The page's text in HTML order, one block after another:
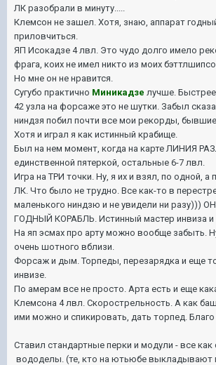
ЛК разобрали в минуту.....
Клемсон не зашел. Хотя, знаю, аппарат
приловчиться.
ЯП Исокадзе 4 лвл. Это чудо долго имело
фрага, коих не имел никто из моих
Но мне он не нравится.
Сугубо практично Миникадзе лучше.
42 узла на форсаже это не шутки. Забыл
ниндзя побил почти все мои рекорды,
Хотя и играл я как истинный крабище.
Был на нем момент, когда на карте ЛИНИЯ
единственной пятеркой, остальные 6-7 лвл.
Игра на ТРИ точки. Ну, я их и взял, по одной, а
ЛК. Что было не трудно. Все как-то в
маленького ниндзю и не увидели ни разу)))
ГОДНЫЙ КОРАБЛЬ. Истинный мастер инвиза и
На яп эсмах про арту можно вообще забыть.
очень шотного вблизи.
Форсаж и дым. Торпеды, перезарядка и еще
инвизе.
По амерам все не просто. Арта есть и еще
Клемсона 4 лвл. Скорострельность. А как
ими можно и спикировать, дать торпед. Благо
Ставил стандартные перки и модули - все как
вододелы. (те, кто на ютьюбе выкладывают